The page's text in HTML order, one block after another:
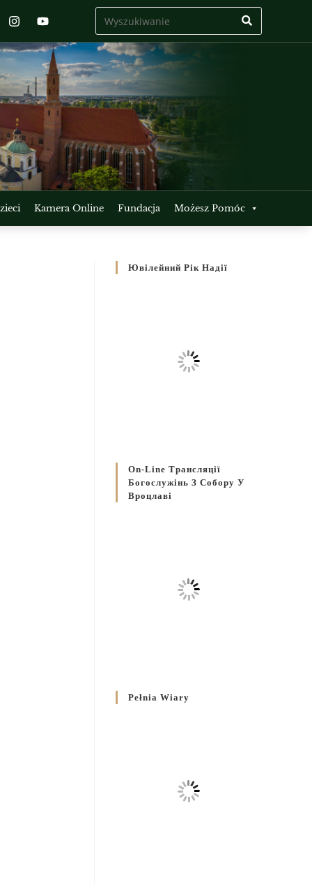
Kamera Online Fundacja Możesz Pomóc
Ювілейний Рік Надії
On-Line Трансляції
Богослужінь З Собору У
Вроцлаві
Pełnia Wiary